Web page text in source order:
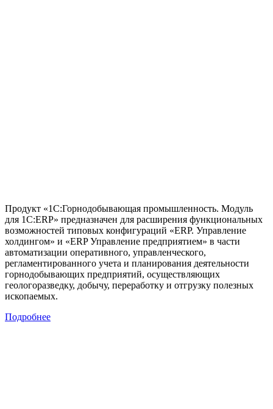
Продукт «1С:Горнодобывающая промышленность. Модуль
для 1С:ERP» предназначен для расширения функциональных
возможностей типовых конфигураций «ERP. Управление
холдингом» и «ERP Управление предприятием» в части
автоматизации оперативного, управленческого,
регламентированного учета и планирования деятельности
горнодобывающих предприятий, осуществляющих
геологоразведку, добычу, переработку и отгрузку полезных
ископаемых.
Подробнее